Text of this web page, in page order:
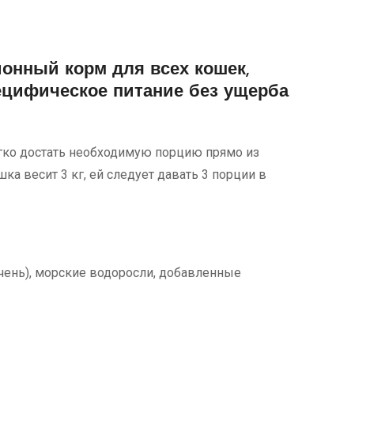
корм для всех кошек,
питание без ущерба
достать необходимую порцию прямо из
весит 3 кг, ей следует давать 3 порции в
морские водоросли, добавленные